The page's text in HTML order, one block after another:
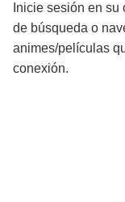
Inicie sesión en
de búsqueda o
animes/películas
conexión.